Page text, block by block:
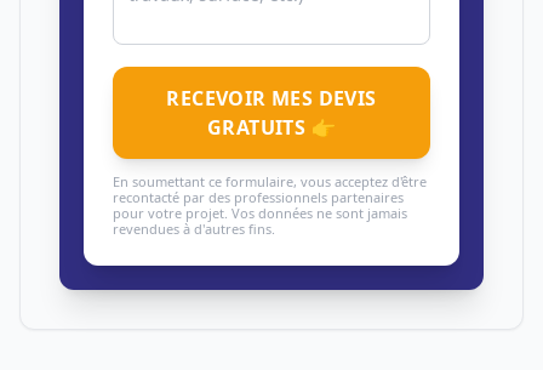
RECEVOIR MES DEVIS
GRATUITS 👉
En soumettant ce formulaire, vous acceptez d'être
recontacté par des professionnels partenaires
pour votre projet. Vos données ne sont jamais
revendues à d'autres fins.